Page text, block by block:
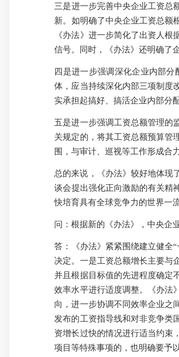
三是进一步完善中央企业工资总
新。如明确了中央企业工资总额
《办法》进一步简化了出资人
信号。同时，《办法》还明确了
四是进一步强调深化企业内部
体，应当持续深化内部三项制度
实承担起搞好、搞活企业内部分
五是进一步强调工资总额管理的
关规定的，将其工资总额预算管
围，与审计、巡视等工作形成合
总的来说，《办法》较好地体现
谈会提出强化正向激励的有关精
快培育具有全球竞争力的世界一
问：根据新的《办法》，中央企
答：《办法》紧紧围绕建立健全
决定。一是工资总额增长主要与
并且根据目标值的先进程度确定
效率水平进行适度调整。《办法
向，进一步协调不同效率企业之
发布的工资指导线和对非竞争类
资增长过快的情况进行适当约束
项目等特殊事项的，也明确要予